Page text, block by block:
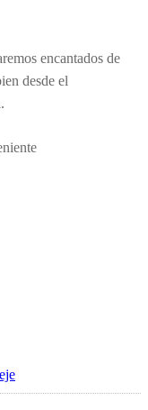
encantados de
desde el